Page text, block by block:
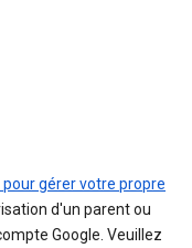
pour gérer votre propre
d'un parent ou
Google. Veuillez